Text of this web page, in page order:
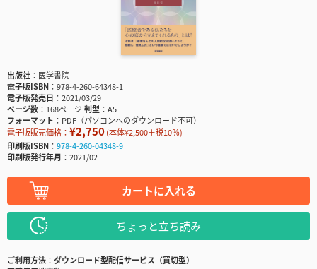
出版社
医学書院
電子版ISBN
978-4-260-64348-1
電子版発売日
2021/03/29
ページ数
168ページ判型
A5
フォーマット
PDF（パソコンへのダウンロード不可）
電子版販売価格： ¥2,750(本体¥2,500＋税10％)
印刷版ISBN
978-4-260-04348-9
印刷版発行年月
2021/02
カートに入れる
ちょっと立ち読み
ご利用方法
ダウンロード型配信サービス（買切型）